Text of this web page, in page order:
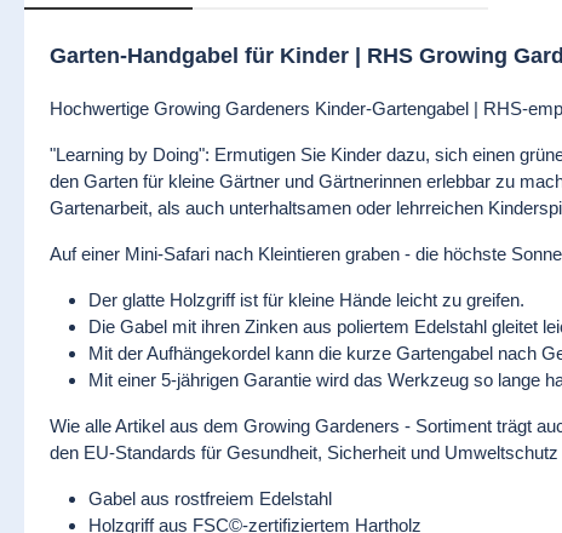
Garten-Handgabel für Kinder | RHS Growing
Hochwertige Growing Gardeners Kinder-Gartengabel | RHS-
"Learning by Doing": Ermutigen Sie Kinder dazu, sich einen
den Garten für kleine Gärtner und Gärtnerinnen erlebbar zu
Gartenarbeit, als auch unterhaltsamen oder lehrreichen
Auf einer Mini-Safari nach Kleintieren graben - die höchste
Der glatte Holzgriff ist für kleine Hände leicht zu greifen.
Die Gabel mit ihren Zinken aus poliertem Edelstahl gleitet
Mit der Aufhängekordel kann die kurze Gartengabel nach
Mit einer 5-jährigen Garantie wird das Werkzeug so lange
Wie alle Artikel aus dem Growing Gardeners - Sortiment trägt
den EU-Standards für Gesundheit, Sicherheit und
Gabel aus rostfreiem Edelstahl
Holzgriff aus FSC©-zertifiziertem Hartholz